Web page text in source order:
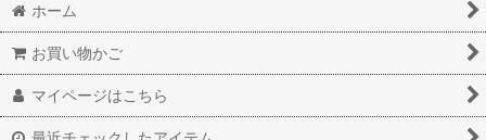
ホーム
お買い物かご
マイページはこちら